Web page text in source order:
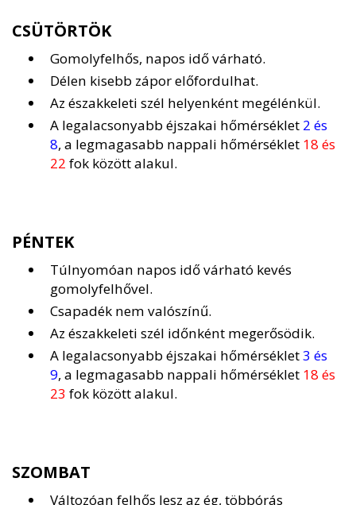
CSÜTÖRTÖK
Gomolyfelhős, napos idő várható.
Délen kisebb zápor előfordulhat.
Az északkeleti szél helyenként megélénkül.
A legalacsonyabb éjszakai hőmérséklet 2 és
8, a legmagasabb nappali hőmérséklet 18 és
22 fok között alakul.
PÉNTEK
Túlnyomóan napos idő várható kevés
gomolyfelhővel.
Csapadék nem valószínű.
Az északkeleti szél időnként megerősödik.
A legalacsonyabb éjszakai hőmérséklet3 és
9, a legmagasabb nappali hőmérséklet 18 és
23 fok között alakul.
SZOMBAT
Változóan felhős lesz az ég, többórás